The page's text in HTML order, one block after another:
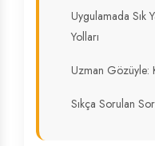
Uygulamada Sık
Yolları
Uzman Gözüyle:
Sıkça Sorulan